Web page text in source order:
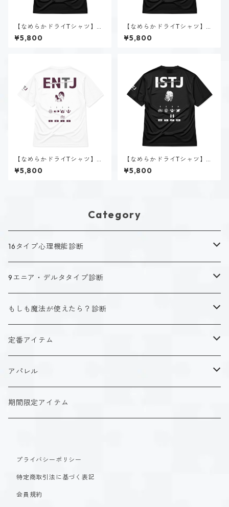
【なめらかドライTシャツ】深
海 千智（ENTP）｜ブラック
¥5,800
【なめらかドライTシャツ】タ
イプ３-求める人（ダーク）｜
ブラック
¥5,800
【なめらかドライTシャツ】美
帝 クロエ（ENTJ）｜ホワイト
¥5,800
【なめらかドライTシャツ】新
田 理央（ISTJ）｜ブラック
¥5,800
Category
16タイプ心理機能診断
キャラクタータイプ
ISTJ（新田 理央）
ISFJ（花園 明日香）
INFP（夜月 夢乃）
定番アイテム
アクリルストラップ
アクリルスタンド
9エニア・デルタタイプ診断
キャラクタータイプ
タイプ１-正す人
タイプ２-助ける人
ホーリーデザイン
ダークデザイン
定番アイテム
アクリルスタンド
マグカップ
もしも魔法が使えたら？診断
魔法スタイル
生命魔法~Vitality~
自然魔法~Elemental~
創造魔法~Genesis~
αシリーズ
βシリーズ
アクリルストラップ
アクリルスタンド
定番アイテム
アクリルストラップ
アクリルスタンド
アパレル
Tシャツ
パーカー
期間限定アイテム
プライバシーポリシー
特定商取引法に基づく表記
会員規約